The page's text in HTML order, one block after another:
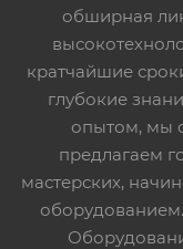
обширная
кратчайшие
глубокие
опытом, мы
предлагаем
мастерских,